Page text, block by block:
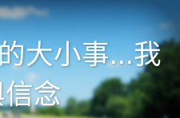
大小事...我
念